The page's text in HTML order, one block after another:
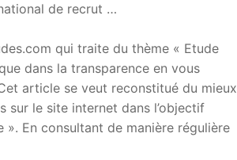
de recrut …
qui traite du thème « Etude
dans la transparence en vous
article se veut reconstitué du mieux
sur le site internet dans l’objectif
En consultant de manière régulière